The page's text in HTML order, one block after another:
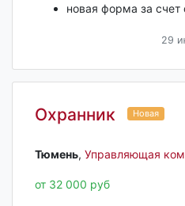
новая форма за счет
29
Охранник Новая
Тюмень‎, Управляющая
от 32 000 руб